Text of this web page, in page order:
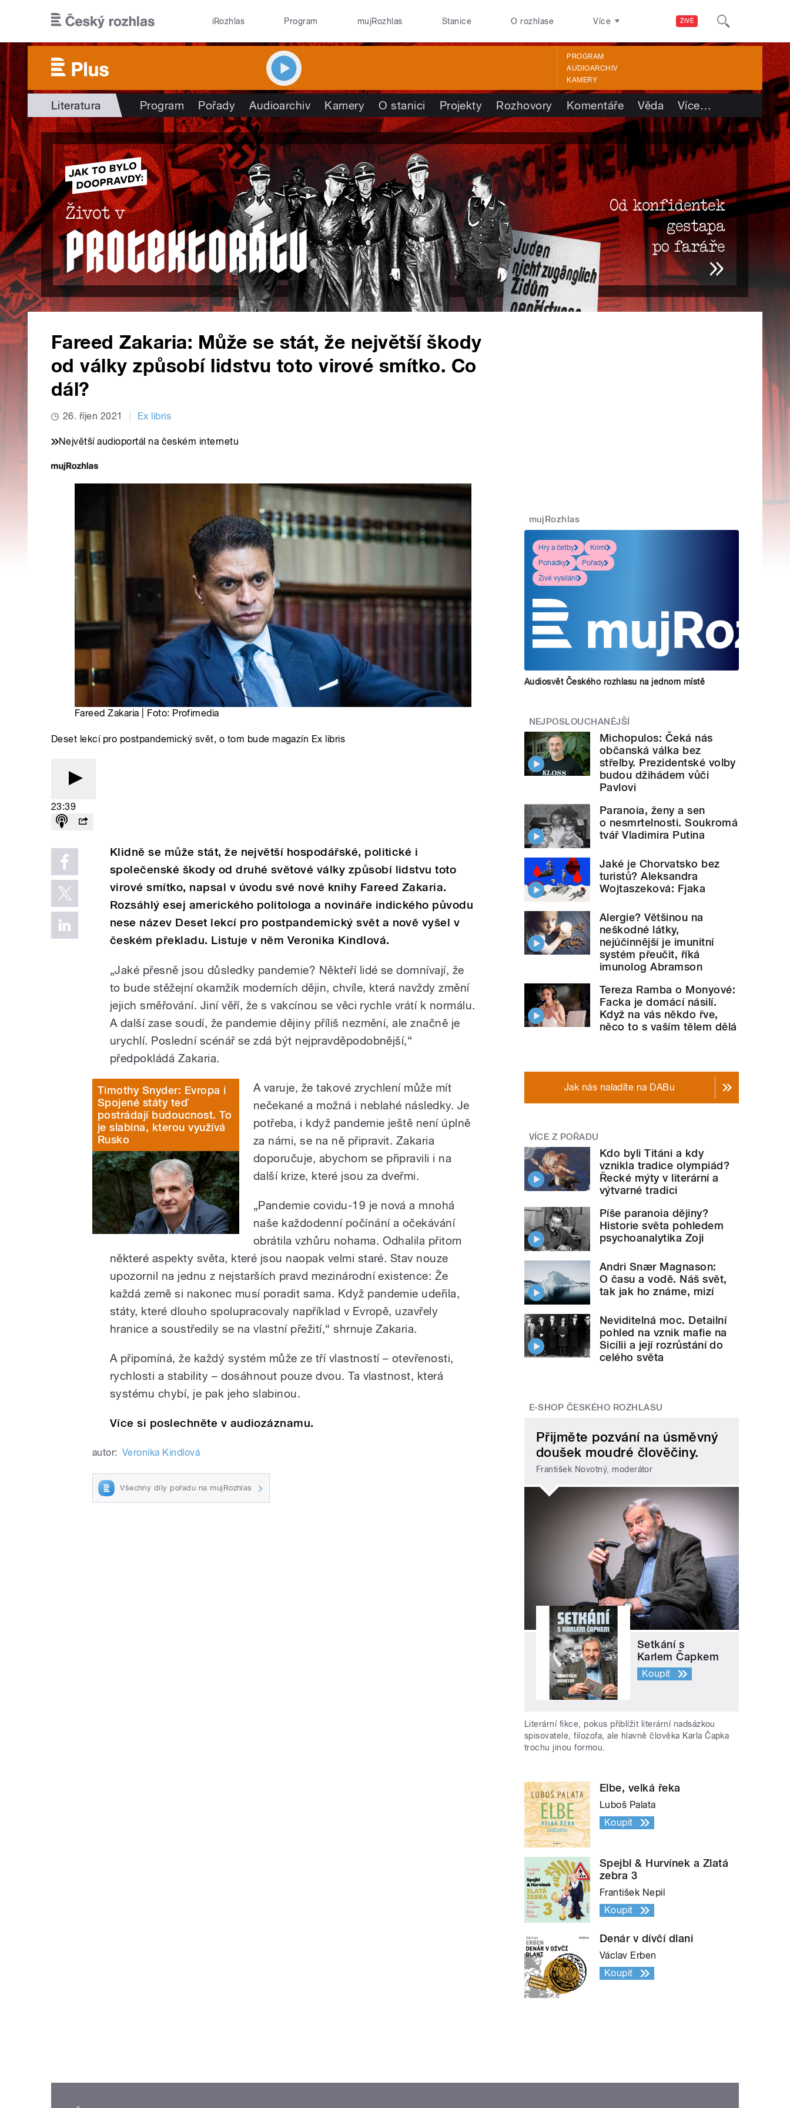
ŽIVĚ
iRozhlas Program mujRozhlas Stanice O rozhlase Více
PROGRAM
AUDIOARCHIV
KAMERY
Literatura Program Pořady Audioarchiv Kamery O stanici Projekty Rozhovory Komentáře Věda Více…
Fareed Zakaria: Může se stát, že největší škody
od války způsobí lidstvu toto virové smítko. Co
dál?
26. říjen 2021 Ex libris
Největší audioportál na českém internetu
Fareed Zakaria | Foto: Profimedia
Deset lekcí pro postpandemický svět, o tom bude magazín Ex libris
23:39
Klidně se může stát, že největší hospodářské, politické i
společenské škody od druhé světové války způsobí lidstvu toto
virové smítko, napsal v úvodu své nové knihy Fareed Zakaria.
Rozsáhlý esej amerického politologa a novináře indického původu
nese název Deset lekcí pro postpandemický svět a nově vyšel v
českém překladu. Listuje v něm Veronika Kindlová.
„Jaké přesně jsou důsledky pandemie? Někteří lidé se domnívají, že
to bude stěžejní okamžik moderních dějin, chvíle, která navždy změní
jejich směřování. Jiní věří, že s vakcínou se věci rychle vrátí k normálu.
A další zase soudí, že pandemie dějiny příliš nezmění, ale značně je
urychlí. Poslední scénář se zdá být nejpravděpodobnější,“
předpokládá Zakaria.
Timothy Snyder: Evropa i
Spojené státy teď
postrádají budoucnost. To
je slabina, kterou využívá
Rusko
A varuje, žetakové zrychlení může mít
nečekané a možná i neblahé následky. Je
potřeba, i když pandemie ještě není úplně
za námi, se na ně připravit. Zakaria
doporučuje, abychom se připravili i na
další krize, které jsou za dveřmi.
„Pandemie covidu-19 je nová a mnohá
naše každodenní počínání a očekávání
obrátila vzhůru nohama. Odhalila přitom
některé aspekty světa, které jsou naopak velmi staré. Stav nouze
upozornil na jednu z nejstarších pravd mezinárodní existence: Že
každá země si nakonec musí poradit sama. Když pandemie udeřila,
státy, které dlouho spolupracovaly například v Evropě, uzavřely
hranice a soustředily se na vlastní přežití,“ shrnuje Zakaria.
A připomíná, že každý systém může ze tří vlastností – otevřenosti,
rychlosti a stability – dosáhnout pouze dvou. Ta vlastnost, která
systému chybí, je pak jeho slabinou.
Více si poslechněte v audiozáznamu.
autor: Veronika Kindlová
Všechny díly pořadu na mujRozhlas
mujRozhlas
Hry a četby
Krimi
Pohádky
Pořady
Živé vysílání
Audiosvět Českého rozhlasu na jednom místě
NEJPOSLOUCHANĚJŠÍ
Michopulos: Čeká nás
občanská válka bez
střelby. Prezidentské volby
budou džihádem vůči
Pavlovi
Paranoia, ženy a sen
o nesmrtelnosti. Soukromá
tvář Vladimira Putina
Jaké je Chorvatsko bez
turistů? Aleksandra
Wojtaszeková: Fjaka
Alergie? Většinou na
neškodné látky,
nejúčinnější je imunitní
systém přeučit, říká
imunolog Abramson
Tereza Ramba o Monyové:
Facka je domácí násilí.
Když na vás někdo řve,
něco to s vaším tělem dělá
Jak nás naladíte na DABu
VÍCE Z POŘADU
Kdo byli Titáni a kdy
vznikla tradice olympiád?
Řecké mýty v literární a
výtvarné tradici
Píše paranoia dějiny?
Historie světa pohledem
psychoanalytika Zoji
Andri Snær Magnason:
O času a vodě. Náš svět,
tak jak ho známe, mizí
Neviditelná moc. Detailní
pohled na vznik mafie na
Sicílii a její rozrůstání do
celého světa
E-SHOP ČESKÉHO ROZHLASU
Přijměte pozvání na úsměvný
doušek moudré člověčiny.
František Novotný, moderátor
Setkání s
Karlem Čapkem
Koupit
Literární fikce, pokus přiblížit literární nadsázkou
spisovatele, filozofa, ale hlavně člověka Karla Čapka
trochu jinou formou.
Elbe, velká řeka
Luboš Palata
Koupit
Spejbl & Hurvínek a Zlatá
zebra 3
František Nepil
Koupit
Denár v dívčí dlani
Václav Erben
Koupit